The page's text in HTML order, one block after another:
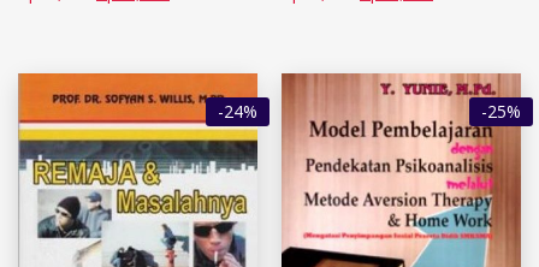
-24% -25%